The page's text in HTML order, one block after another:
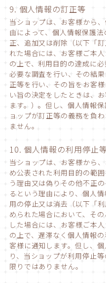
9. 個人情報の訂正等
当ショップは、お客様から
由によって、個人情報保護
正、追加又は削除（以下「
れた場合には、お客様ご本
の上で、利用目的の達成に
必要な調査を行い、その結
正等を行い、その旨をお客
い旨の決定をしたときは、
ます。）。但し、個人情報
ョップが訂正等の義務を負
ません。
10. 個人情報の利用停止
当ショップは、お客様から
め公表された利用目的の範
う理由又は偽りその他不正
るという理由により、個人
用の停止又は消去（以下「
められた場合において、そ
した場合には、お客様ご本
の上で、遅滞なく個人情報
客様に通知します。但し、
り、当ショップが利用停止
限りではありません。